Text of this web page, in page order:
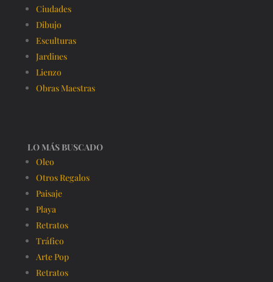
Ciudades
Dibujo
Esculturas
Jardines
Lienzo
Obras Maestras
LO MÁS BUSCADO
Oleo
Otros Regalos
Paisaje
Playa
Retratos
Tráfico
Arte Pop
Retratos